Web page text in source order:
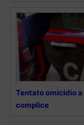
Tentato omicidio
complice